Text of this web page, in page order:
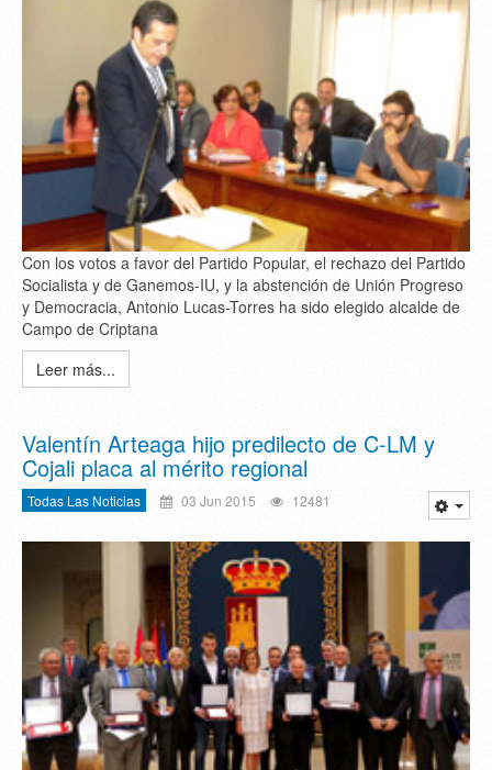
Con los votos a favor del Partido Popular, el rechazo del Partido
Socialista y de Ganemos-IU, y la abstención de Unión Progreso
y Democracia, Antonio Lucas-Torres ha sido elegido alcalde de
Campo de Criptana
Leer más...
Valentín Arteaga hijo predilecto de C-LM y
Cojali placa al mérito regional
Todas Las Noticias 03 Jun 2015 12481